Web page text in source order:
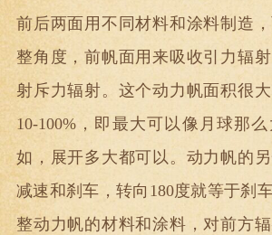
前后两面用不同材料和涂料制造
整角度，前帆面用来吸收引力辐
射斥力辐射。这个动力帆面积很
10-100%，即最大可以像月球那
如，展开多大都可以。动力帆的
减速和刹车，转向180度就等于刹
整动力帆的材料和涂料，对前方